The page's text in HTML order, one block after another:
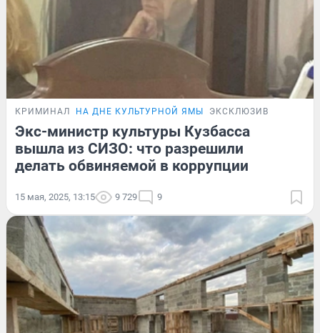
КРИМИНАЛ НА ДНЕ КУЛЬТУРНОЙ ЯМЫ ЭКСКЛЮЗИВ
Экс-министр культуры Кузбасса
вышла из СИЗО: что разрешили
делать обвиняемой в коррупции
15 мая, 2025, 13:15 9 729 9